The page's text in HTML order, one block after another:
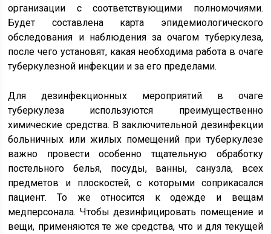
организации с соответствующими полномочиями.
Будет составлена карта эпидемиологического
обследования и наблюдения за очагом туберкулеза,
после чего установят, какая необходима работа в очаге
туберкулезной инфекции и за его пределами.
Для дезинфекционных мероприятий в очаге
туберкулеза используются преимущественно
химические средства. В заключительной дезинфекции
больничных или жилых помещений при туберкулезе
важно провести особенно тщательную обработку
постельного белья, посуды, ванны, санузла, всех
предметов и плоскостей, с которыми соприкасался
пациент. То же относится к одежде и вещам
медперсонала. Чтобы дезинфицировать помещение и
вещи, применяются те же средства, что и для текущей